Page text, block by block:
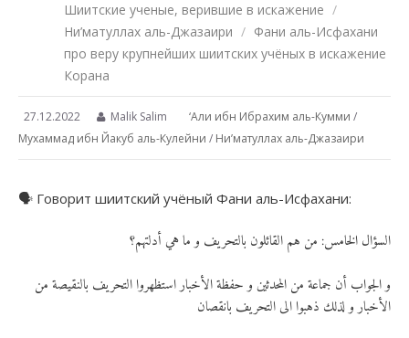
Шиитские ученые, верившие в искажение /
Ни’матуллах аль-Джазаири / Фани аль-Исфахани
про веру крупнейших шиитских учёных в искажение
Корана
27.12.2022 Malik Salim ‘Али ибн Ибрахим аль-Кумми /
Мухаммад ибн Йакуб аль-Кулейни / Ни’матуллах аль-Джазаири
🗣 Говорит шиитский учёный Фани аль-Исфахани:
السؤال الخامس: من هم القائلون بالتحريف و ما هي أدلتهم؟
و الجواب أن جماعة من المحدثين و حفظة الأخبار استظهروا التحريف بالنقيصة من
الأخبار و لذلك ذهبوا الى التحريف بانقصان